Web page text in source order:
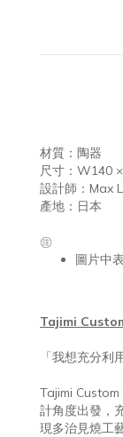
材質：陶器
尺寸：W140
設計師：Max
產地：日本
㊟
圖片中
Tajimi
「我想充分
Tajimi
計角度出發，
現多治見燒工